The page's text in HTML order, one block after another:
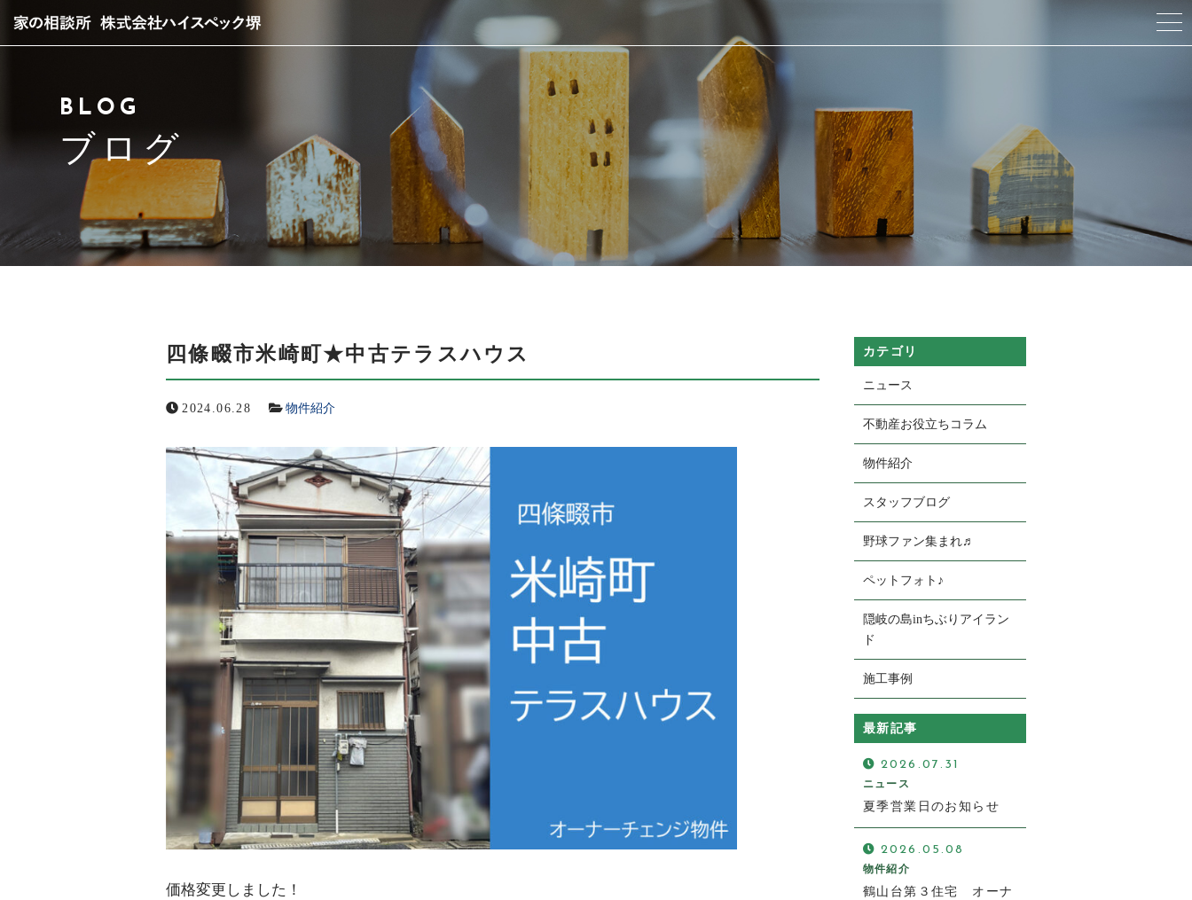
サービス紹介
不動産のことならなんでもお任せください
メールでの受付
お問い合わせフォーム
お電話の受付
0120-920-380
営業時間：9：00～18：00
定休日：火曜日・水曜日
BLOG
ブログ
四條畷市米崎町★中古テラスハウス
2024.06.28 物件紹介
価格変更しました！
カテゴリ
ニュース
不動産お役立ちコラム
物件紹介
スタッフブログ
野球ファン集まれ♬
ペットフォト♪
隠岐の島inちぶりアイラン
ド
施工事例
最新記事
2026.07.31
ニュース
夏季営業日のお知らせ
2026.05.08
物件紹介
鶴山台第３住宅 オーナ